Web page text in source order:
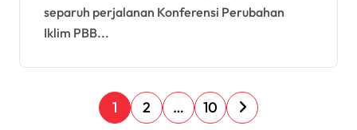
separuh perjalanan Konferensi Perubahan
Iklim PBB...
P1 2 … 10